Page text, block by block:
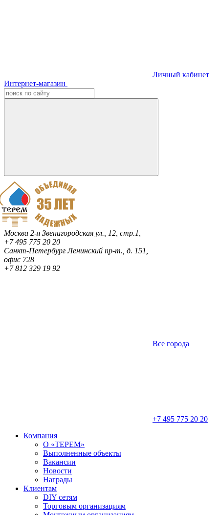
Личный кабинет
Интернет-магазин
Москва 2-я Звенигородская ул., 12, стр.1,
+7 495 775 20 20
Санкт-ПетербургЛенинский пр-т., д. 151,
офис 728
+7 812 329 19 92
Все города
+7 495 775 20 20
Компания
О «ТЕРЕМ»
Выполненные объекты
Вакансии
Новости
Награды
Клиентам
DIY сетям
Торговым организациям